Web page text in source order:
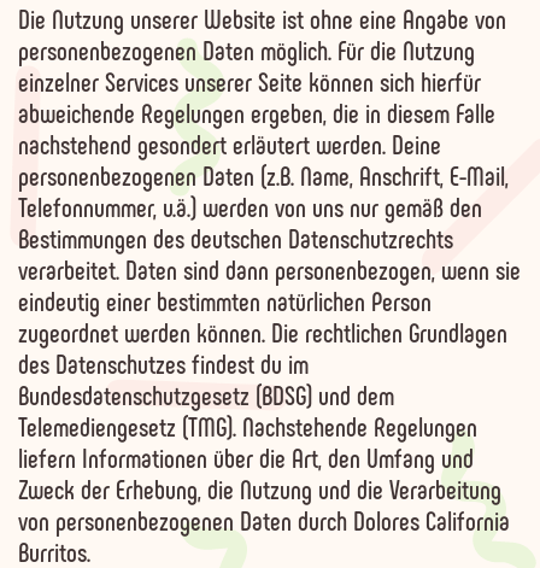
Die Nutzung unserer Website ist ohne eine Angabe von
personenbezogenen Daten möglich. Für die Nutzung
einzelner Services unserer Seite können sich hierfür
abweichende Regelungen ergeben, die in diesem Falle
nachstehend gesondert erläutert werden. Deine
personenbezogenen Daten (z.B. Name, Anschrift, E-Mail,
Telefonnummer, u.ä.) werden von uns nur gemäß den
Bestimmungen des deutschen Datenschutzrechts
verarbeitet. Daten sind dann personenbezogen, wenn sie
eindeutig einer bestimmten natürlichen Person
zugeordnet werden können. Die rechtlichen Grundlagen
des Datenschutzes findest du im
Bundesdatenschutzgesetz (BDSG) und dem
Telemediengesetz (TMG). Nachstehende Regelungen
liefern Informationen über die Art, den Umfang und
Zweck der Erhebung, die Nutzung und die Verarbeitung
von personenbezogenen Daten durch Dolores California
Burritos.